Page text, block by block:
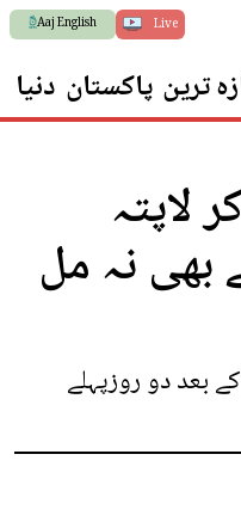
Live
Aaj English
ترین پاکستان دنیا
لاپتہ
بھی نہ مل
5 ماہ رہنے کے بعد دو روزپہلے